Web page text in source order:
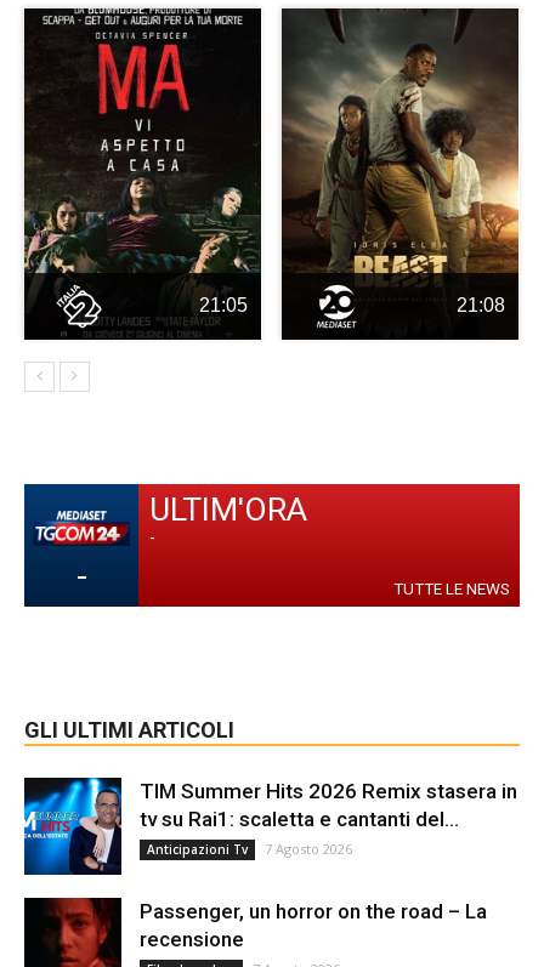
21:05 21:08
-
ULTIM'ORA
-
TUTTE LE NEWS
GLI ULTIMI ARTICOLI
TIM Summer Hits 2026 Remix stasera in
tv su Rai1: scaletta e cantanti del...
Anticipazioni Tv 7 Agosto 2026
Passenger, un horror on the road – La
recensione